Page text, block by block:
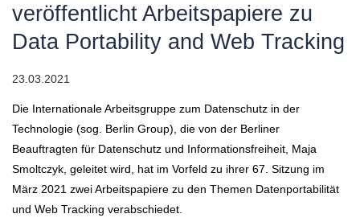
veröffentlicht Arbeitspapiere zu
Data Portability and Web Tracking
23.03.2021
Die Internationale Arbeitsgruppe zum Datenschutz in der
Technologie (sog. Berlin Group), die von der Berliner
Beauftragten für Datenschutz und Informationsfreiheit, Maja
Smoltczyk, geleitet wird, hat im Vorfeld zu ihrer 67. Sitzung im
März 2021 zwei Arbeitspapiere zu den Themen Datenportabilität
und Web Tracking verabschiedet.